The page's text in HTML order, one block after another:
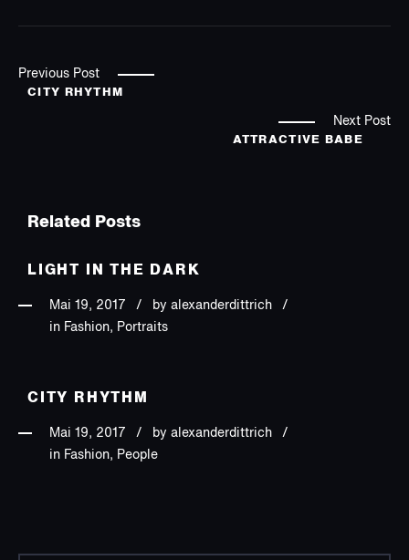
Previous Post
CITY RHYTHM
Next Post
ATTRACTIVE BABE
Related Posts
LIGHT IN THE DARK
Mai 19, 2017 by alexanderdittrich
in Fashion, Portraits
CITY RHYTHM
Mai 19, 2017 by alexanderdittrich
in Fashion, People